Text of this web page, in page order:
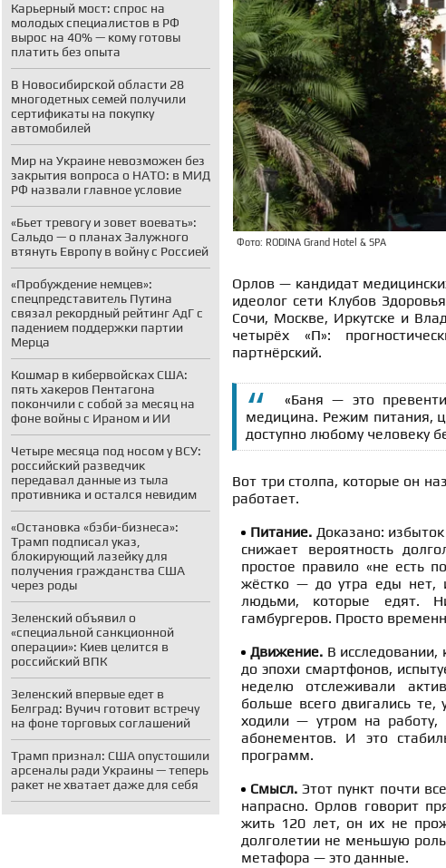
Карьерный мост: спрос на
молодых специалистов в РФ
вырос на 40% — кому готовы
платить без опыта
В Новосибирской области 28
многодетных семей получили
сертификаты на покупку
автомобилей
Мир на Украине невозможен без
закрытия вопроса о НАТО: в МИД
РФ назвали главное условие
«Бьет тревогу и зовет воевать»:
Сальдо — о планах Залужного
втянуть Европу в войну с Россией
«Пробуждение немцев»:
спецпредставитель Путина
связал рекордный рейтинг АдГ с
падением поддержки партии
Мерца
Кошмар в кибервойсках США:
пять хакеров Пентагона
покончили с собой за месяц на
фоне войны с Ираном и ИИ
Четыре месяца под носом у ВСУ:
российский разведчик
передавал данные из тыла
противника и остался невидим
«Остановка «бэби-бизнеса»:
Трамп подписал указ,
блокирующий лазейку для
получения гражданства США
через роды
Зеленский объявил о
«специальной санкционной
операции»: Киев целится в
российский ВПК
Зеленский впервые едет в
Белград: Вучич готовит встречу
на фоне торговых соглашений
Трамп признал: США опустошили
арсеналы ради Украины — теперь
ракет не хватает даже для себя
Фото: RODINA Grand Hotel & SPA
Орлов — кандидат
идеолог сети Клубов
Сочи, Москве, Иркутске и
четырёх «П»:
партнёрский.
«Баня — это
медицина. Режим питания,
доступно любому человеку
Вот три столпа, которые он
работает.
Питание. Доказано:
снижает вероятность
простое правило «не есть
жёстко — до утра еды нет,
людьми, которые едят.
гамбургеров. Просто
Движение. В
до эпохи смартфонов,
неделю отслеживали
больше всего двигались
ходили — утром на
абонементов. И это
программ.
Смысл. Этот пункт почти
напрасно. Орлов говорит
жить 120 лет, он их не
долголетии не меньшую
метафора — это данные.